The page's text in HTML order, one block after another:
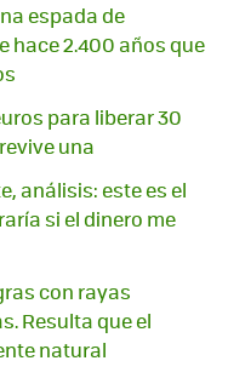
espada de
hace 2.400 años que
para liberar 30
una
análisis: este es el
si el dinero me
con rayas
Resulta que el
natural